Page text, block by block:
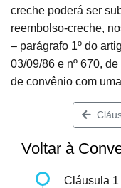
creche poderá ser
reembolso-creche,
– parágrafo 1º do
03/09/86 e nº 670,
de convênio com
Voltar à
Cláusula 1